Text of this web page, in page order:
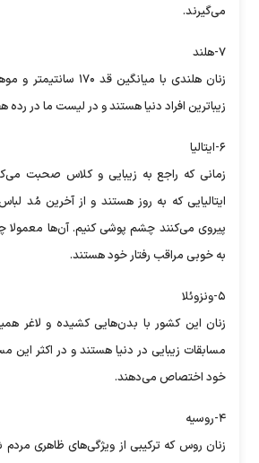
می‌گیرند.
۷-هلند
زنان هلندی با میانگین
زیباترین افراد دنیا هستند و در لیست ما در رده
۶-ایتالیا
زمانی که راجع به زیبایی و کلاس صحبت
ایتالیایی که به روز هستند و از آخرین مُد
پیروی می‌کنند چشم پوشی کنیم. آن‌ها معمولا
به خوبی مراقب رفتار خود هستند.
۵-ونزوئلا
زنان این کشور با بدن‌هایی کشیده و لاغر
مسابقات زیبایی در دنیا هستند و در اکثر این
خود اختصاص می‌دهند.
۴-روسیه
زنان روس که ترکیبی از ویژگی‌های ظاهری